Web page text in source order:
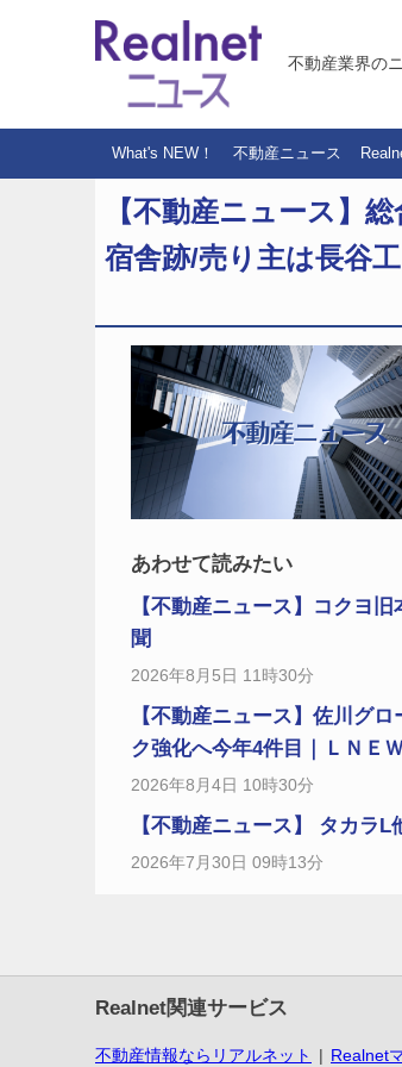
不動産業界の
What's NEW！ 不動産ニュース
【不動産ニュース】
宿舎跡/売り主は長谷
あわせて読みたい
【不動産ニュース】コクヨ
聞
2026年8月5日 11時30分
【不動産ニュース】佐川グ
ク強化へ今年4件目｜ＬＮＥ
2026年8月4日 10時30分
【不動産ニュース】 タカラ
2026年7月30日 09時13分
Realnet関連サービス
不動産情報ならリアルネット Realnet